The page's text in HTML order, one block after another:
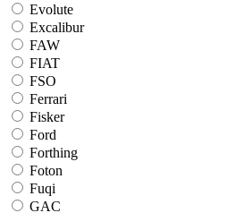
Evolute
Excalibur
FAW
FIAT
FSO
Ferrari
Fisker
Ford
Forthing
Foton
Fuqi
GAC